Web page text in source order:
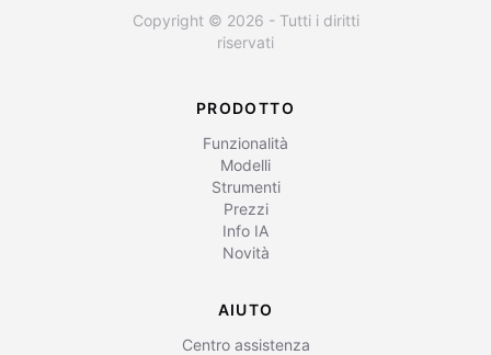
Copyright © 2026 - Tutti i diritti
riservati
PRODOTTO
Funzionalità
Modelli
Strumenti
Prezzi
Info IA
Novità
AIUTO
Centro assistenza